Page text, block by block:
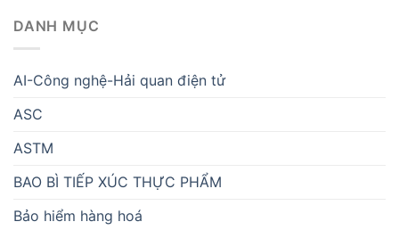
DANH MỤC
AI-Công nghệ-Hải quan điện tử
ASC
ASTM
BAO BÌ TIẾP XÚC THỰC PHẨM
Bảo hiểm hàng hoá